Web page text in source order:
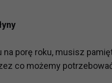
na porę roku, musisz
co możemy
możemy przekazać dane?
agencjom marketingowym,
prawa np. sądy